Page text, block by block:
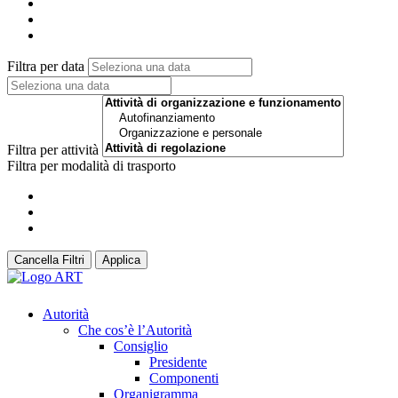
Filtra per data
Filtra per attività
Filtra per modalità di trasporto
Cancella Filtri Applica
Autorità
Che cos’è l’Autorità
Consiglio
Presidente
Componenti
Organigramma